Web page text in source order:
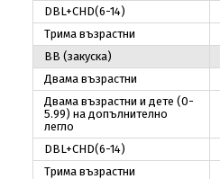
DBL+CHD(6-14)
Трима възрастни
ВВ (закуска)
Двама възрастни
Двама възрастни и дете (0-
5.99) на допълнително
легло
DBL+CHD(6-14)
Трима възрастни